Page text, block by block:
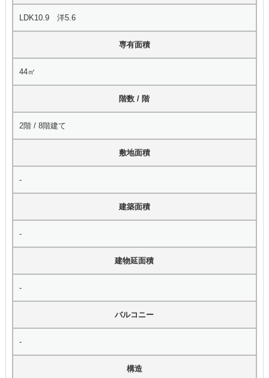
LDK10.9 洋5.6
専有面積
44㎡
階数 / 階
2階 / 8階建て
敷地面積
-
建築面積
-
建物延面積
-
バルコニー
-
構造